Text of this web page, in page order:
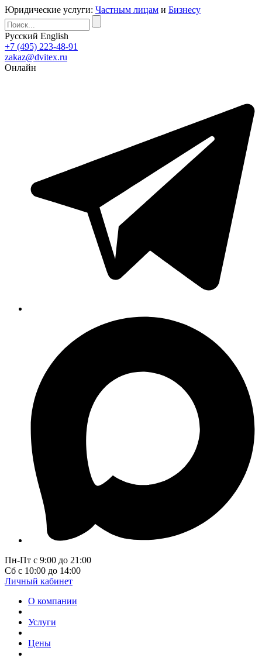
Юридические услуги: Частным лицам и Бизнесу
Русский English
+7 (495) 223-48-91
zakaz@dvitex.ru
Онлайн
Пн-Пт с 9:00 до 21:00
Сб с 10:00 до 14:00
Личный кабинет
О компании
Услуги
Цены